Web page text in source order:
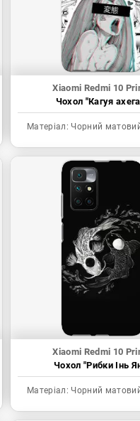
Xiaomi Redmi 10
Чохол "Кагуя
Матеріал: Чорний
Xiaomi Redmi 10
Чохол "Рибки Інь
Матеріал: Чорний